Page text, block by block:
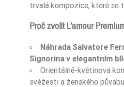
trvalá kompozice, které se
Proč zvolit L’amour
Náhrada Salvatore
Signorina v elegantním
Orientálně-květinová
svěžesti a ženského půvabu